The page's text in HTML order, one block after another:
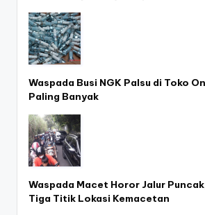
Waspada Busi NGK Palsu di Toko
Paling Banyak
Waspada Macet Horor Jalur
Tiga Titik Lokasi Kemacetan